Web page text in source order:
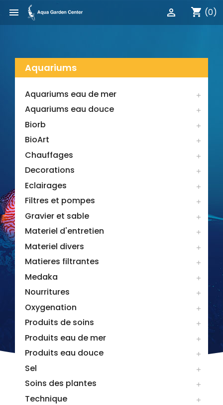
 shopping_cart (0)

Aquariums
Aquariums eau de mer 
Aquariums eau douce 
Biorb 
BioArt 
Chauffages 
Decorations 
Eclairages 
Filtres et pompes 
Gravier et sable 
Materiel d'entretien 
Materiel divers 
Matieres filtrantes 
Medaka 
Nourritures 
Oxygenation 
Produits de soins 
Produits eau de mer 
Produits eau douce 
Sel 
Soins des plantes 
Technique 